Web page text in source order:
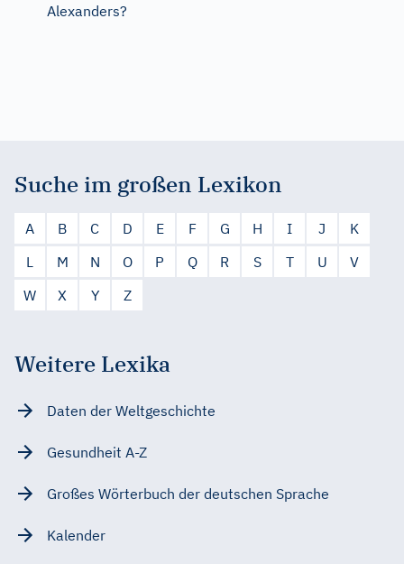
Alexanders?
Suche im großen Lexikon
A B C D E F G H I J
K
L
M N O P Q R S T U
V
W
X Y Z
Weitere Lexika
Daten der Weltgeschichte
Gesundheit A-Z
Großes Wörterbuch der deutschen Sprache
Kalender